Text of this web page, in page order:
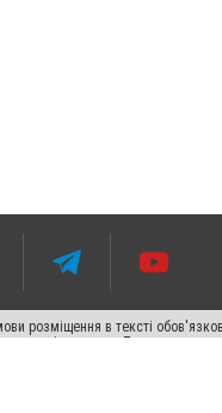
розміщення в тексті
в якості джерела. Порушення